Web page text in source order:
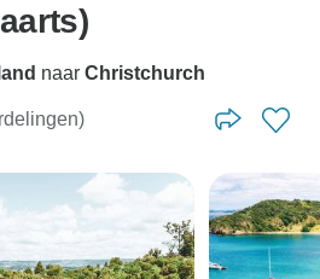
naar Christchurch